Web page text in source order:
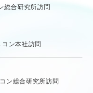
総合研究所訪問
ン本社訪問
ン総合研究所訪問